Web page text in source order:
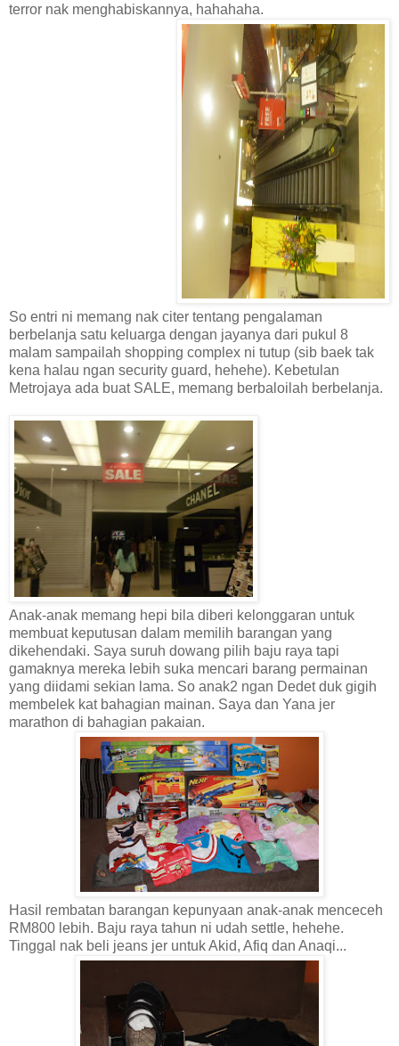
terror nak menghabiskannya, hahahaha.
So entri ni memang nak citer tentang pengalaman
berbelanja satu keluarga dengan jayanya dari pukul 8
malam sampailah shopping complex ni tutup (sib baek tak
kena halau ngan security guard, hehehe). Kebetulan
Metrojaya ada buat SALE, memang berbaloilah berbelanja.
Anak-anak memang hepi bila diberi kelonggaran untuk
membuat keputusan dalam memilih barangan yang
dikehendaki. Saya suruh dowang pilih baju raya tapi
gamaknya mereka lebih suka mencari barang permainan
yang diidami sekian lama. So anak2 ngan Dedet duk gigih
membelek kat bahagian mainan. Saya dan Yana jer
marathon di bahagian pakaian.
Hasil rembatan barangan kepunyaan anak-anak menceceh
RM800 lebih. Baju raya tahun ni udah settle, hehehe.
Tinggal nak beli jeans jer untuk Akid, Afiq dan Anaqi...